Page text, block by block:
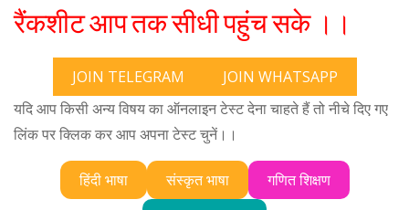
रैंकशीट आप तक सीधी पहुंच सके ।।
JOIN TELEGRAM
JOIN WHATSAPP
यदि आप किसी अन्य विषय का ऑनलाइन टेस्ट देना चाहते हैं तो नीचे दिए गए
लिंक पर क्लिक कर आप अपना टेस्ट चुनें।।
हिंदी भाषा संस्कृत भाषा
गणित शिक्षण